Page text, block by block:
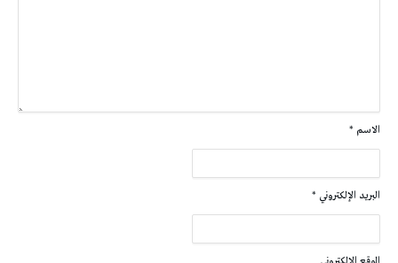
الاسم *
البريد الإلكتروني *